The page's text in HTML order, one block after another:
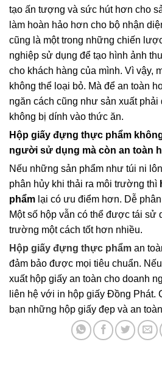
tạo ấn tượng và sức hút hơn cho
làm hoàn hảo hơn cho bộ nhận
cũng là một trong những chiến
nghiệp sử dụng để tạo hình ảnh
cho khách hàng của mình. Vì vậy,
không thể loại bỏ. Mà để an toàn
ngăn cách cũng như sản xuất
không bị dính vào thức ăn.
Hộp giấy đựng thực phẩm
người sử dụng mà còn an toàn
Nếu những sản phẩm như túi ni
phân hủy khi thải ra môi trường thì
phẩm lại có ưu điểm hơn. Dễ
Một số hộp vẫn có thể được tái sử
trường một cách tốt hơn nhiều.
Hộp giấy đựng thực phẩm an
đảm bảo được mọi tiêu chuẩn.
xuất hộp giấy an toàn cho doanh
liên hệ với in hộp giấy Đồng Phát.
bạn những hộp giấy đẹp và an